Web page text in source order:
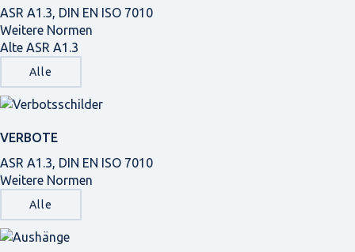
ASR A1.3, DIN EN ISO 7010
Weitere Normen
Alte ASR A1.3
Alle
VERBOTE
ASR A1.3, DIN EN ISO 7010
Weitere Normen
Alle